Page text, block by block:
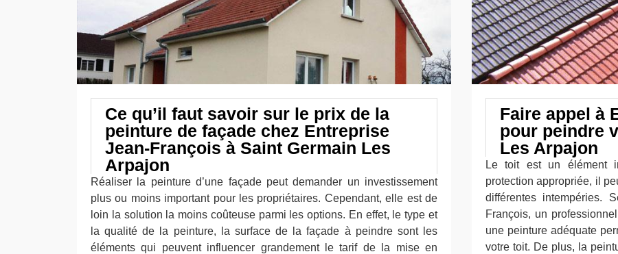
Ce qu’il faut savoir sur le prix de la
peinture de façade chez Entreprise
Jean-François à Saint Germain Les
Arpajon
Réaliser la peinture d’une façade peut demander un investissement
plus ou moins important pour les propriétaires. Cependant, elle est de
loin la solution la moins coûteuse parmi les options. En effet, le type et
la qualité de la peinture, la surface de la façade à peindre sont les
éléments qui peuvent influencer grandement le tarif de la mise en
Faire appel à
pour peindre
Les Arpajon
Le toit est un élément
protection appropriée, il
différentes intempéries.
François, un
une peinture adéquate
votre toit. De plus, la